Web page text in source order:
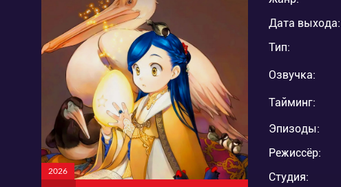
2026
Дата выхода:
Тип:
Озвучка:
Тайминг:
Эпизоды:
Режиссёр:
Студия: